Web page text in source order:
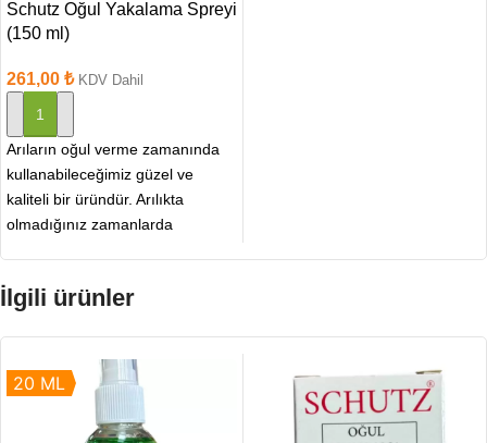
Schutz Oğul Yakalama Spreyi
(150 ml)
261,00 ₺ KDV Dahil
SEPETE EKLE
Arıların oğul verme zamanında
kullanabileceğimiz güzel ve
kaliteli bir üründür. Arılıkta
olmadığınız zamanlarda
İlgili ürünler
20 ML